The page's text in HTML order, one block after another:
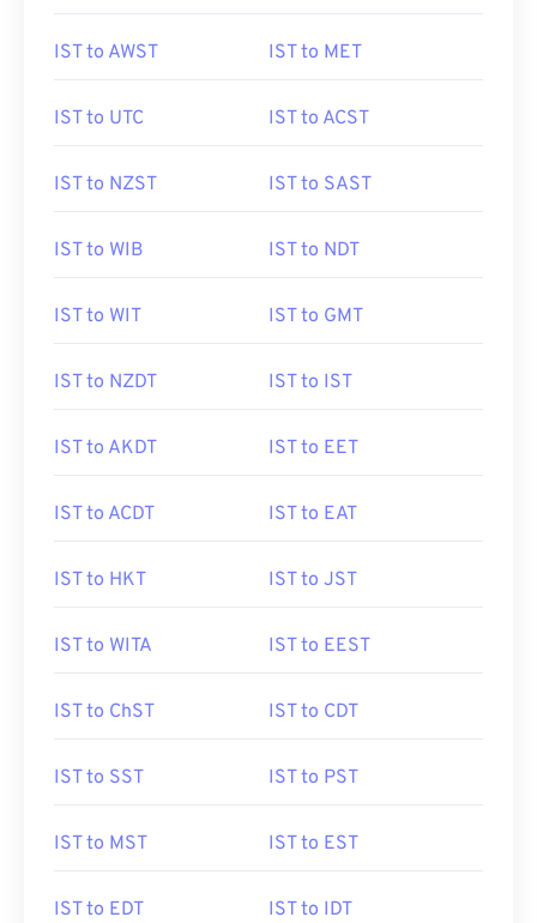
IST to AWST IST to MET
IST to UTC IST to ACST
IST to NZST IST to SAST
IST to WIB IST to NDT
IST to WIT IST to GMT
IST to NZDT IST to IST
IST to AKDT IST to EET
IST to ACDT IST to EAT
IST to HKT IST to JST
IST to WITA IST to EEST
IST to ChST IST to CDT
IST to SST IST to PST
IST to MST IST to EST
IST to EDT IST to IDT